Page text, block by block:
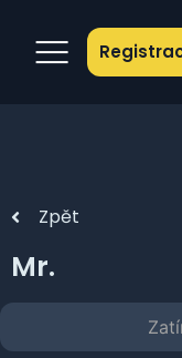
Zpět
Mr.